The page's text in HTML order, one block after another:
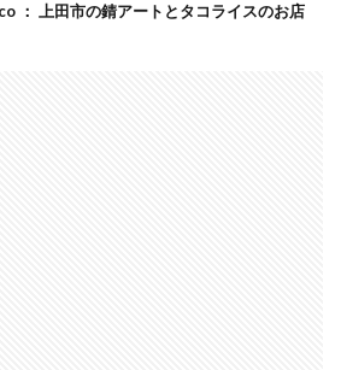
： 上田市の錆アートとタコライスのお店